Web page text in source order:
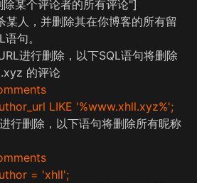
某个评论者的所有评论"]
某人，并删除其在你博客的所有留
句。
进行删除，以下SQL语句将删除
的评论
LIKE '%www.xhll.xyz%';
行删除，以下语句将删除所有昵称
= 'xhll';